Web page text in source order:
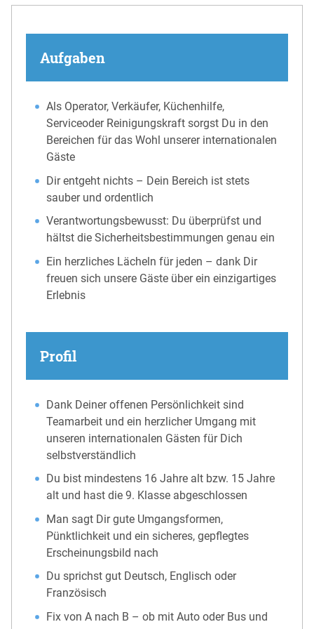
Aufgaben
Als Operator, Verkäufer, Küchenhilfe,
Serviceoder Reinigungskraft sorgst Du in den
Bereichen für das Wohl unserer internationalen
Gäste
Dir entgeht nichts – Dein Bereich ist stets
sauber und ordentlich
Verantwortungsbewusst: Du überprüfst und
hältst die Sicherheitsbestimmungen genau ein
Ein herzliches Lächeln für jeden – dank Dir
freuen sich unsere Gäste über ein einzigartiges
Erlebnis
Profil
Dank Deiner offenen Persönlichkeit sind
Teamarbeit und ein herzlicher Umgang mit
unseren internationalen Gästen für Dich
selbstverständlich
Du bist mindestens 16 Jahre alt bzw. 15 Jahre
alt und hast die 9. Klasse abgeschlossen
Man sagt Dir gute Umgangsformen,
Pünktlichkeit und ein sicheres, gepflegtes
Erscheinungsbild nach
Du sprichst gut Deutsch, Englisch oder
Französisch
Fix von A nach B – ob mit Auto oder Bus und